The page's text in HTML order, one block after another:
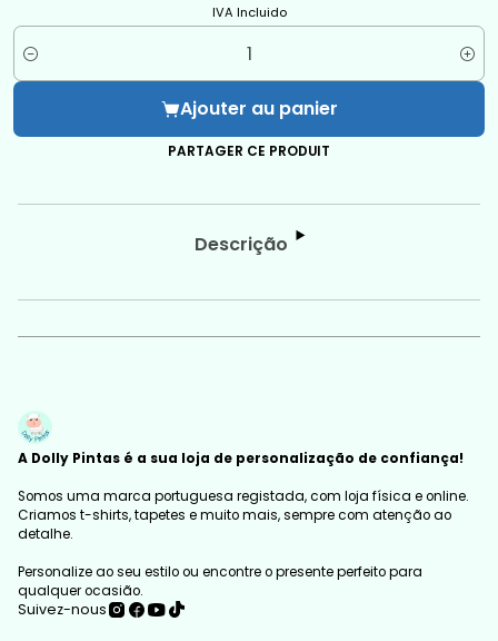
IVA Incluido
Quantité
Ajouter au panier
PARTAGER CE PRODUIT
Descrição
A Dolly Pintas é a sua loja de personalização de confiança!
Somos uma marca portuguesa registada, com loja física e online.
Criamos t-shirts, tapetes e muito mais, sempre com atenção ao
detalhe.
Personalize ao seu estilo ou encontre o presente perfeito para
qualquer ocasião.
Suivez-nous